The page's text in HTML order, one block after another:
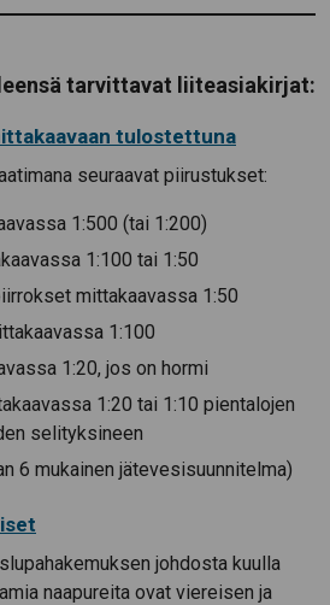
tarvittavat liiteasiakirjat:
tulostettuna
seuraavat piirustukset:
1:500 (tai 1:200)
1:100 tai 1:50
mittakaavassa 1:50
1:100
1:20, jos on hormi
1:20 tai 1:10 pientalojen
selityksineen
6 mukainen jätevesisuunnitelma)
johdosta kuulla
naapureita ovat viereisen ja